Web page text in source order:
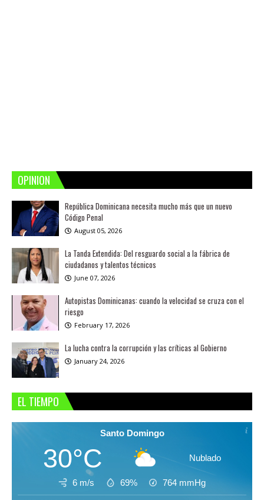
OPINION
República Dominicana necesita mucho más que un nuevo
Código Penal
August 05, 2026
La Tanda Extendida: Del resguardo social a la fábrica de
ciudadanos y talentos técnicos
June 07, 2026
Autopistas Dominicanas: cuando la velocidad se cruza con el
riesgo
February 17, 2026
La lucha contra la corrupción y las críticas al Gobierno
January 24, 2026
EL TIEMPO
Santo Domingo
30°C Nublado
6 m/s 69% 764 mmHg